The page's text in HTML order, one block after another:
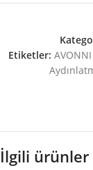
Etiketler:
İlgili ürünler